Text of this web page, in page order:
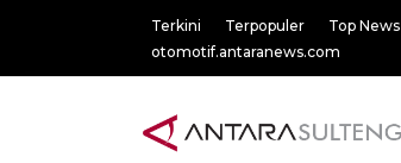
Terkini Terpopuler Top News
otomotif.antaranews.com